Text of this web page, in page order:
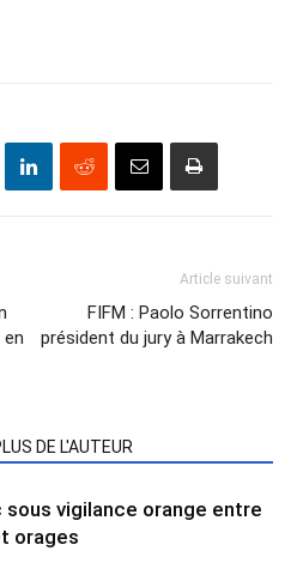
Article suivant
FIFM : Paolo Sorrentino
président du jury à Marrakech
DE L'AUTEUR
sous vigilance orange entre
orages